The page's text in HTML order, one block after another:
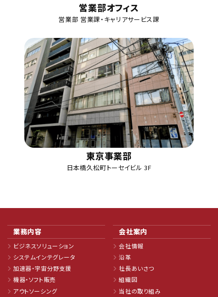
営業部オフィス
営業部 営業課・キャリアサービス課
東京事業部
日本橋久松町トーセイビル 3F
業務内容
ビジネスソリューション
システムインテグレータ
加速器・宇宙分野支援
機器・ソフト販売
アウトソーシング
会社案内
会社情報
沿革
社長あいさつ
組織図
当社の取り組み